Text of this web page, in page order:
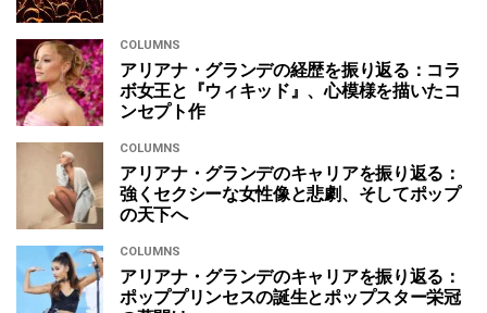
COLUMNS
アリアナ・グランデの経歴を振り返る：コラ
ボ女王と『ウィキッド』、心模様を描いたコ
ンセプト作
COLUMNS
アリアナ・グランデのキャリアを振り返る：
強くセクシーな女性像と悲劇、そしてポップ
の天下へ
COLUMNS
アリアナ・グランデのキャリアを振り返る：
ポッププリンセスの誕生とポップスター栄冠